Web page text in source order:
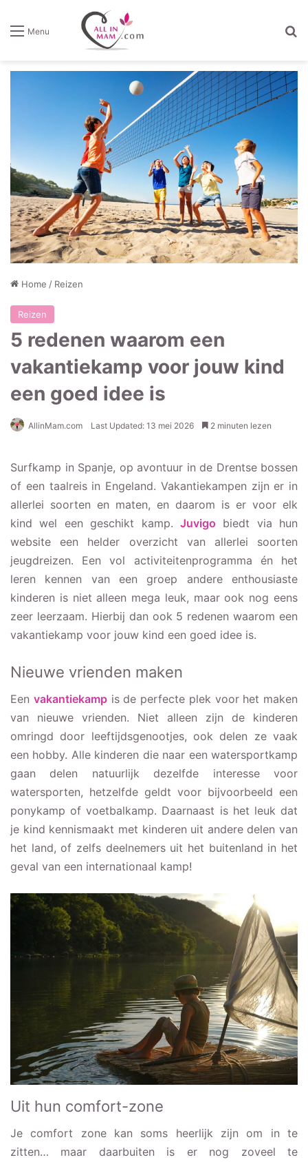
Menu
Home / Reizen
Reizen
5 redenen waarom een
vakantiekamp voor jouw kind
een goed idee is
AllinMam.com Last Updated: 13 mei 2026 2 minuten lezen
Surfkamp in Spanje, op avontuur in de Drentse bossen
of een taalreis in Engeland. Vakantiekampen zijn er in
allerlei soorten en maten, en daarom is er voor elk
kind wel een geschikt kamp. Juvigo biedt via hun
website een helder overzicht van allerlei soorten
jeugdreizen. Een vol activiteitenprogramma én het
leren kennen van een groep andere enthousiaste
kinderen is niet alleen mega leuk, maar ook nog eens
zeer leerzaam. Hierbij dan ook 5 redenen waarom een
vakantiekamp voor jouw kind een goed idee is.
Nieuwe vrienden maken
Een vakantiekampis de perfecte plek voor het maken
van nieuwe vrienden. Niet alleen zijn de kinderen
omringd door leeftijdsgenootjes, ook delen ze vaak
een hobby. Alle kinderen die naar een watersportkamp
gaan delen natuurlijk dezelfde interesse voor
watersporten, hetzelfde geldt voor bijvoorbeeld een
ponykamp of voetbalkamp. Daarnaast is het leuk dat
je kind kennismaakt met kinderen uit andere delen van
het land, of zelfs deelnemers uit het buitenland in het
geval van een internationaal kamp!
Uit hun comfort-zone
Je comfort zone kan soms heerlijk zijn om in te
zitten… maar daarbuiten is er nog zoveel te